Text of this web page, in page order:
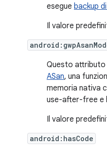
esegue backup
Il valore
Questo attributo
ASan, una
memoria nativa
use-after-free e
Il valore
android:hasCode